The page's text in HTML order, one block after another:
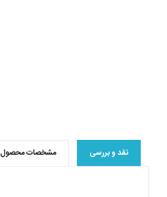
نقد و بررسی مشخصات محصول